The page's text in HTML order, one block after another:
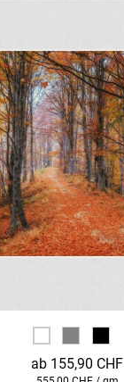
ab 155,90 CHF